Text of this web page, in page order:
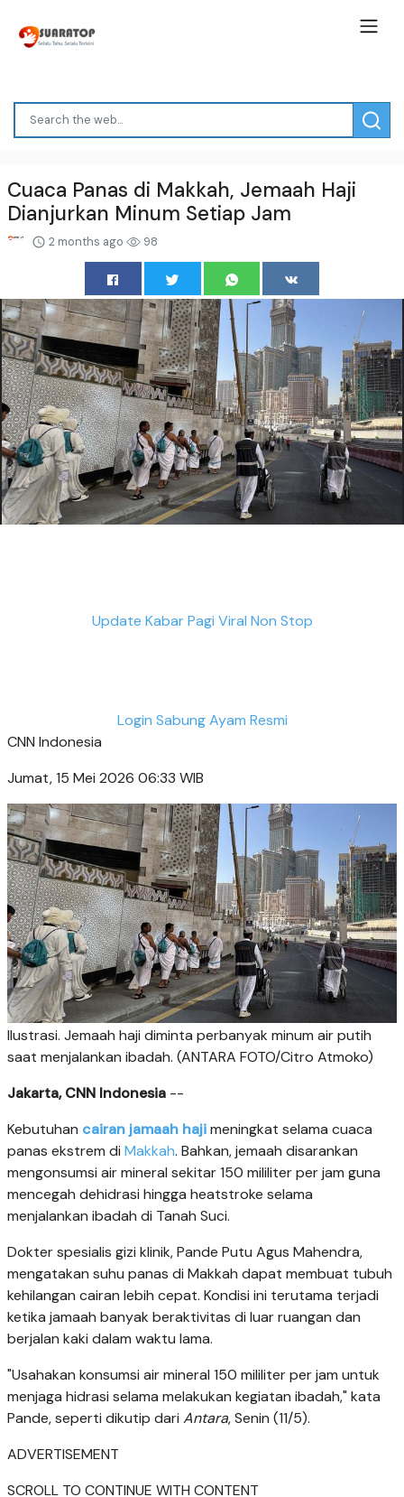
Cuaca Panas di Makkah, Jemaah Haji
Dianjurkan Minum Setiap Jam
2 months ago 98
Update Kabar Pagi Viral Non Stop
Login Sabung Ayam Resmi
CNN Indonesia
Jumat, 15 Mei 2026 06:33 WIB
Ilustrasi. Jemaah haji diminta perbanyak minum air putih
saat menjalankan ibadah. (ANTARA FOTO/Citro Atmoko)
Jakarta, CNN Indonesia --
Kebutuhan cairan jamaah hajimeningkat selama cuaca
panas ekstrem di Makkah. Bahkan, jemaah disarankan
mengonsumsi air mineral sekitar 150 mililiter per jam guna
mencegah dehidrasi hingga heatstroke selama
menjalankan ibadah di Tanah Suci.
Dokter spesialis gizi klinik, Pande Putu Agus Mahendra,
mengatakan suhu panas di Makkah dapat membuat tubuh
kehilangan cairan lebih cepat. Kondisi ini terutama terjadi
ketika jamaah banyak beraktivitas di luar ruangan dan
berjalan kaki dalam waktu lama.
"Usahakan konsumsi air mineral 150 mililiter per jam untuk
menjaga hidrasi selama melakukan kegiatan ibadah," kata
Pande, seperti dikutip dari Antara, Senin (11/5).
ADVERTISEMENT
SCROLL TO CONTINUE WITH CONTENT